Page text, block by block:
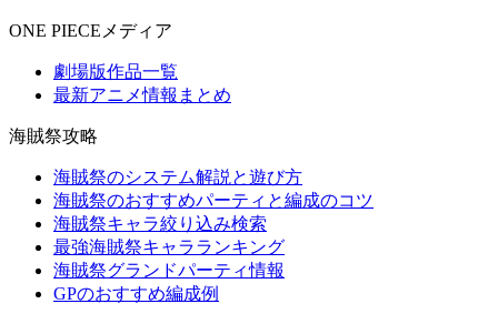
ONE PIECEメディア
劇場版作品一覧
最新アニメ情報まとめ
海賊祭攻略
海賊祭のシステム解説と遊び方
海賊祭のおすすめパーティと編成のコツ
海賊祭キャラ絞り込み検索
最強海賊祭キャラランキング
海賊祭グランドパーティ情報
GPのおすすめ編成例